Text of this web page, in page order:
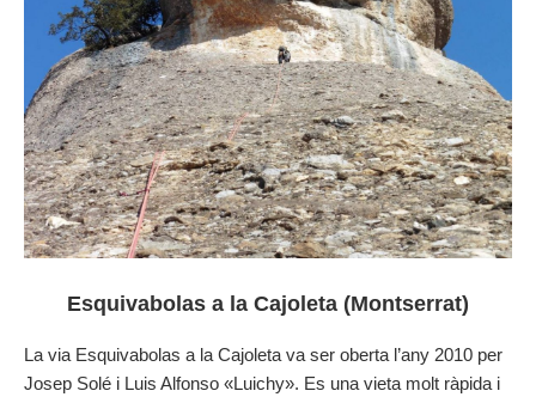
Esquivabolas a la Cajoleta (Montserrat)
La via Esquivabolas a la Cajoleta va ser oberta l’any 2010 per
Josep Solé i Luis Alfonso «Luichy». Es una vieta molt ràpida i